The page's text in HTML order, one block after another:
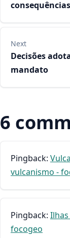
consequências
Next
Decisões
mandato
6
Pingback:
vulcanismo -
Pingback:
focogeo